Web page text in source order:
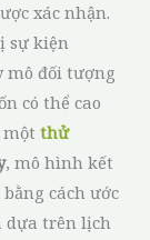
xác nhận.
sự kiện
mô đối tượng
có thể cao
mộtthử
, mô hình kết
cách ước
dựa trên lịch